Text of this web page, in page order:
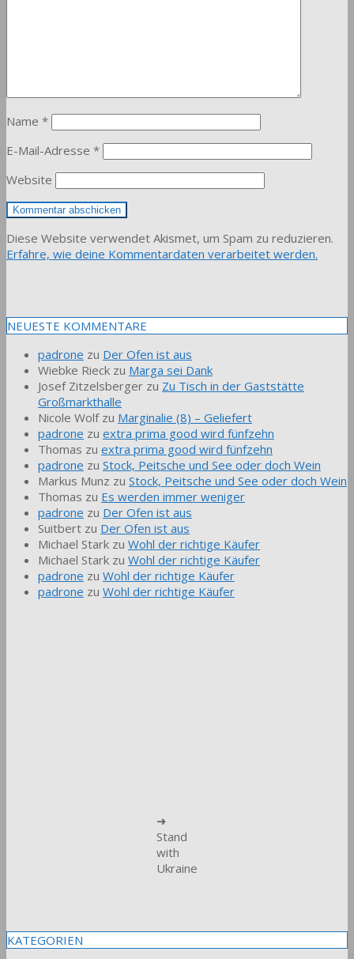
Name *
E-Mail-Adresse *
Website
Diese Website verwendet Akismet, um Spam zu reduzieren.
Erfahre, wie deine Kommentardaten verarbeitet werden.
NEUESTE KOMMENTARE
padrone zu Der Ofen ist aus
Wiebke Rieck zu Marga sei Dank
Josef Zitzelsberger zu Zu Tisch in der Gaststätte
Großmarkthalle
Nicole Wolfzu Marginalie (8) – Geliefert
padrone zu extra prima good wird fünfzehn
Thomas zu extra prima good wird fünfzehn
padrone zu Stock, Peitsche und See oder doch Wein
Markus Munz zu Stock, Peitsche und See oder doch Wein
Thomas zu Es werden immer weniger
padrone zu Der Ofen ist aus
Suitbert zu Der Ofen ist aus
Michael Stark zu Wohl der richtige Käufer
Michael Stark zu Wohl der richtige Käufer
padrone zu Wohl der richtige Käufer
padrone zu Wohl der richtige Käufer
➜
Stand
with
Ukraine
KATEGORIEN